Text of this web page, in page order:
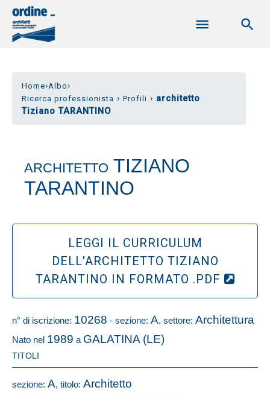
Home›Albo›
Ricerca professionista › Profili › architetto
Tiziano TARANTINO
ARCHITETTO TIZIANO
TARANTINO
LEGGI IL CURRICULUM
DELL'ARCHITETTO TIZIANO
TARANTINO IN FORMATO .PDF
n° di iscrizione: 10268 - sezione: A, settore: Architettura
Nato nel 1989 a GALATINA (LE)
TITOLI
sezione: A, titolo: Architetto